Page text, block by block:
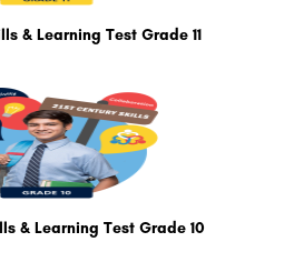
& Learning Test Grade 11
& Learning Test Grade 10